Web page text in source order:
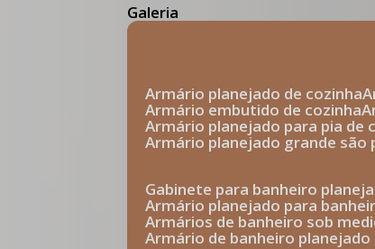
Galeria
armário planejado de cozinha
armário embutido de cozinha
armário planejado para pia de
armário planejado grande são
gabinete para banheiro
armário planejado para
armários de banheiro sob
armário de banheiro